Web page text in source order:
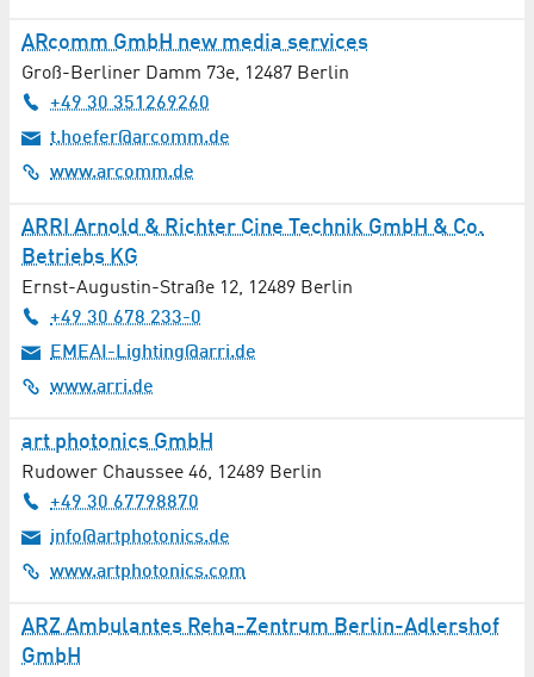
ARcomm GmbH new media services
Groß-Berliner Damm 73e, 12487 Berlin
+49 30 351269260
t.hoefer@arcomm.de
www.arcomm.de
ARRI Arnold & Richter Cine Technik GmbH & Co.
Betriebs KG
Ernst-Augustin-Straße 12, 12489 Berlin
+49 30 678 233-0
EMEAI-Lighting@arri.de
www.arri.de
art photonics GmbH
Rudower Chaussee 46, 12489 Berlin
+49 30 67798870
info@artphotonics.de
www.artphotonics.com
ARZ Ambulantes Reha-Zentrum Berlin-Adlershof
GmbH